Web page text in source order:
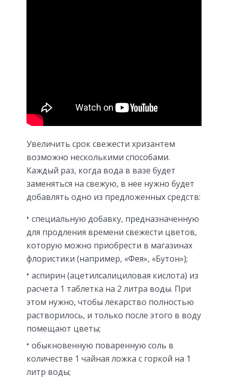
Увеличить срок свежести хризантем
возможно несколькими способами.
Каждый раз, когда вода в вазе будет
заменяться на свежую, в нее нужно будет
добавлять одно из предложенных средств:
специальную добавку, предназначенную
для продления времени свежести цветов,
которую можно приобрести в магазинах
флористики (например, «Фея», «Бутон»);
аспирин (ацетилсалициловая кислота) из
расчета 1 таблетка на 2 литра воды. При
этом нужно, чтобы лекарство полностью
растворилось, и только после этого в воду
помещают цветы;
обыкновенную поваренную соль в
количестве 1 чайная ложка с горкой на 1
литр воды;